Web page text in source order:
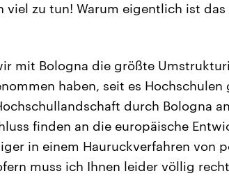
viel zu tun! Warum eigentlich ist
mit Bologna die größte
haben, seit es Hochschulen
durch Bologna
finden an die europäische
in einem Hauruckverfahren von
muss ich Ihnen leider völlig